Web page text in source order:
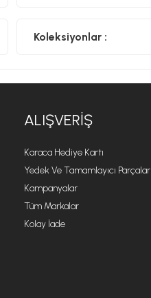
Koleksiyonlar :
ALIŞVERIŞ
Karaca Hediye Kartı
Yedek Ve Tamamlayıcı Parçalar
Kampanyalar
Tüm Markalar
Kolay İade